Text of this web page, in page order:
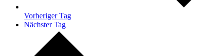
Vorheriger Tag
Nächster Tag